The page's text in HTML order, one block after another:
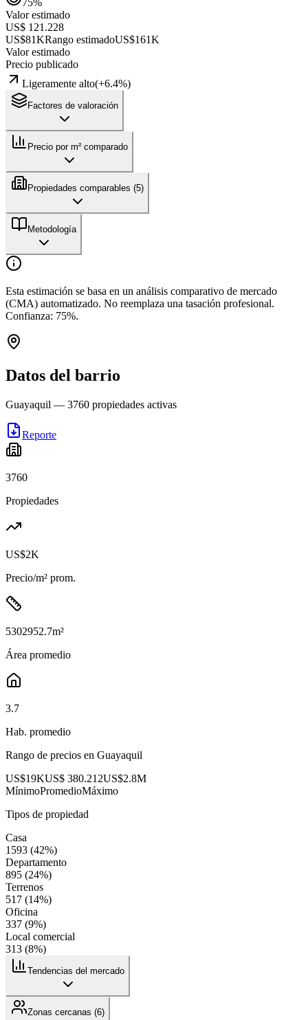
Valor estimado
US$ 121.228
US$81KRango estimadoUS$161K
Valor estimado
Precio publicado
Ligeramente alto(+6.4%)
Factores de valoración
Precio por m² comparado
Propiedades comparables (5)
Metodología
Esta estimación se basa en un análisis comparativo de mercado
(CMA) automatizado. No reemplaza una tasación profesional.
Confianza: 75%.
Datos del barrio
Guayaquil — 3760 propiedades activas
Reporte
3760
Propiedades
US$2K
Precio/m² prom.
5302952.7m²
Área promedio
3.7
Hab. promedio
Rango de precios en Guayaquil
US$19KUS$ 380.212US$2.8M
MínimoPromedioMáximo
Tipos de propiedad
Casa
1593 (42%)
Departamento
895 (24%)
Terrenos
517 (14%)
Oficina
337 (9%)
Local comercial
313 (8%)
Tendencias del mercado
Zonas cercanas (6)